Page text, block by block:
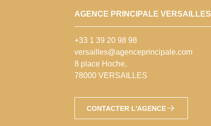
AGENCE PRINCIPALE VERSAILLES
+33 1 39 20 98 98
versailles@agenceprincipale.com
8 place Hoche,
78000 VERSAILLES
CONTACTER L'AGENCE